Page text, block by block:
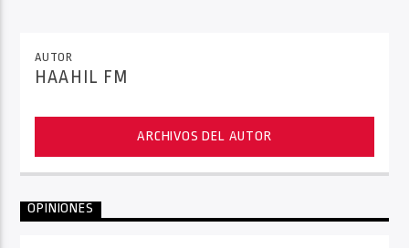
AUTOR
HAAHIL FM
ARCHIVOS DEL AUTOR
OPINIONES